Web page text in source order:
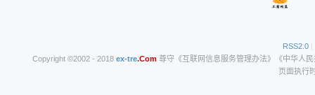
RSS2.0 |
Copyright ©2002 - 2018 ex-tre.Com尊守《互联网信息服务管理办法》《中华人
页面执行